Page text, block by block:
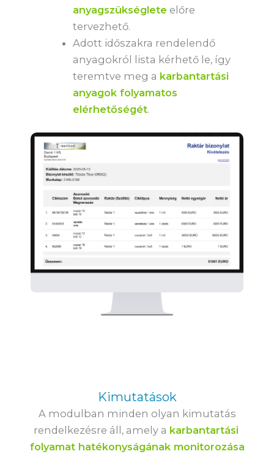
anyagszükséglete előre
tervezhető.
Adott időszakra rendelendő
anyagokról lista kérhető le, így
teremtve meg a karbantartási
anyagok folyamatos
elérhetőségét.
Kimutatások
A modulban minden olyan kimutatás
rendelkezésre áll, amely a karbantartási
folyamat hatékonyságának monitorozása